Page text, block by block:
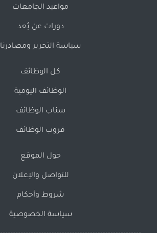
مواعيد الجامعات
دورات عن بُعد
سياسة التحرير ومصادرنا
كل الوظائف
الوظائف اليومية
سناب الوظائف
قروب الوظائف
حول الموقع
للتواصل والإعلان
شروط وأحكام
سياسة الخصوصية